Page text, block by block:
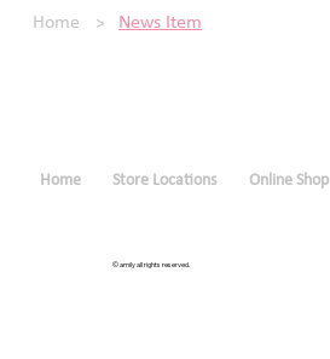
Home > News Item
© amily all rights reserved.
Home Store Locations Online Shop